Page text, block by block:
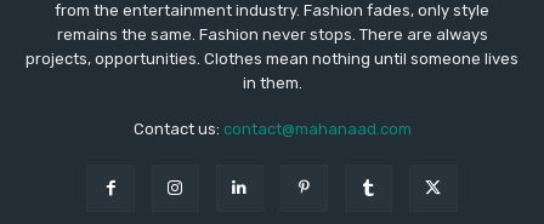
from the entertainment industry. Fashion fades, only style
remains the same. Fashion never stops. There are always
projects, opportunities. Clothes mean nothing until someone lives
in them.
Contact us: contact@mahanaad.com